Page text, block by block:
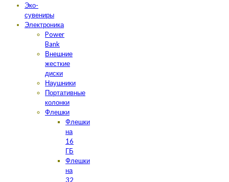
Эко-
сувениры
Электроника
Power
Bank
Внешние
жесткие
диски
Наушники
Портативные
колонки
Флешки
Флешки
на
16
ГБ
Флешки
на
32